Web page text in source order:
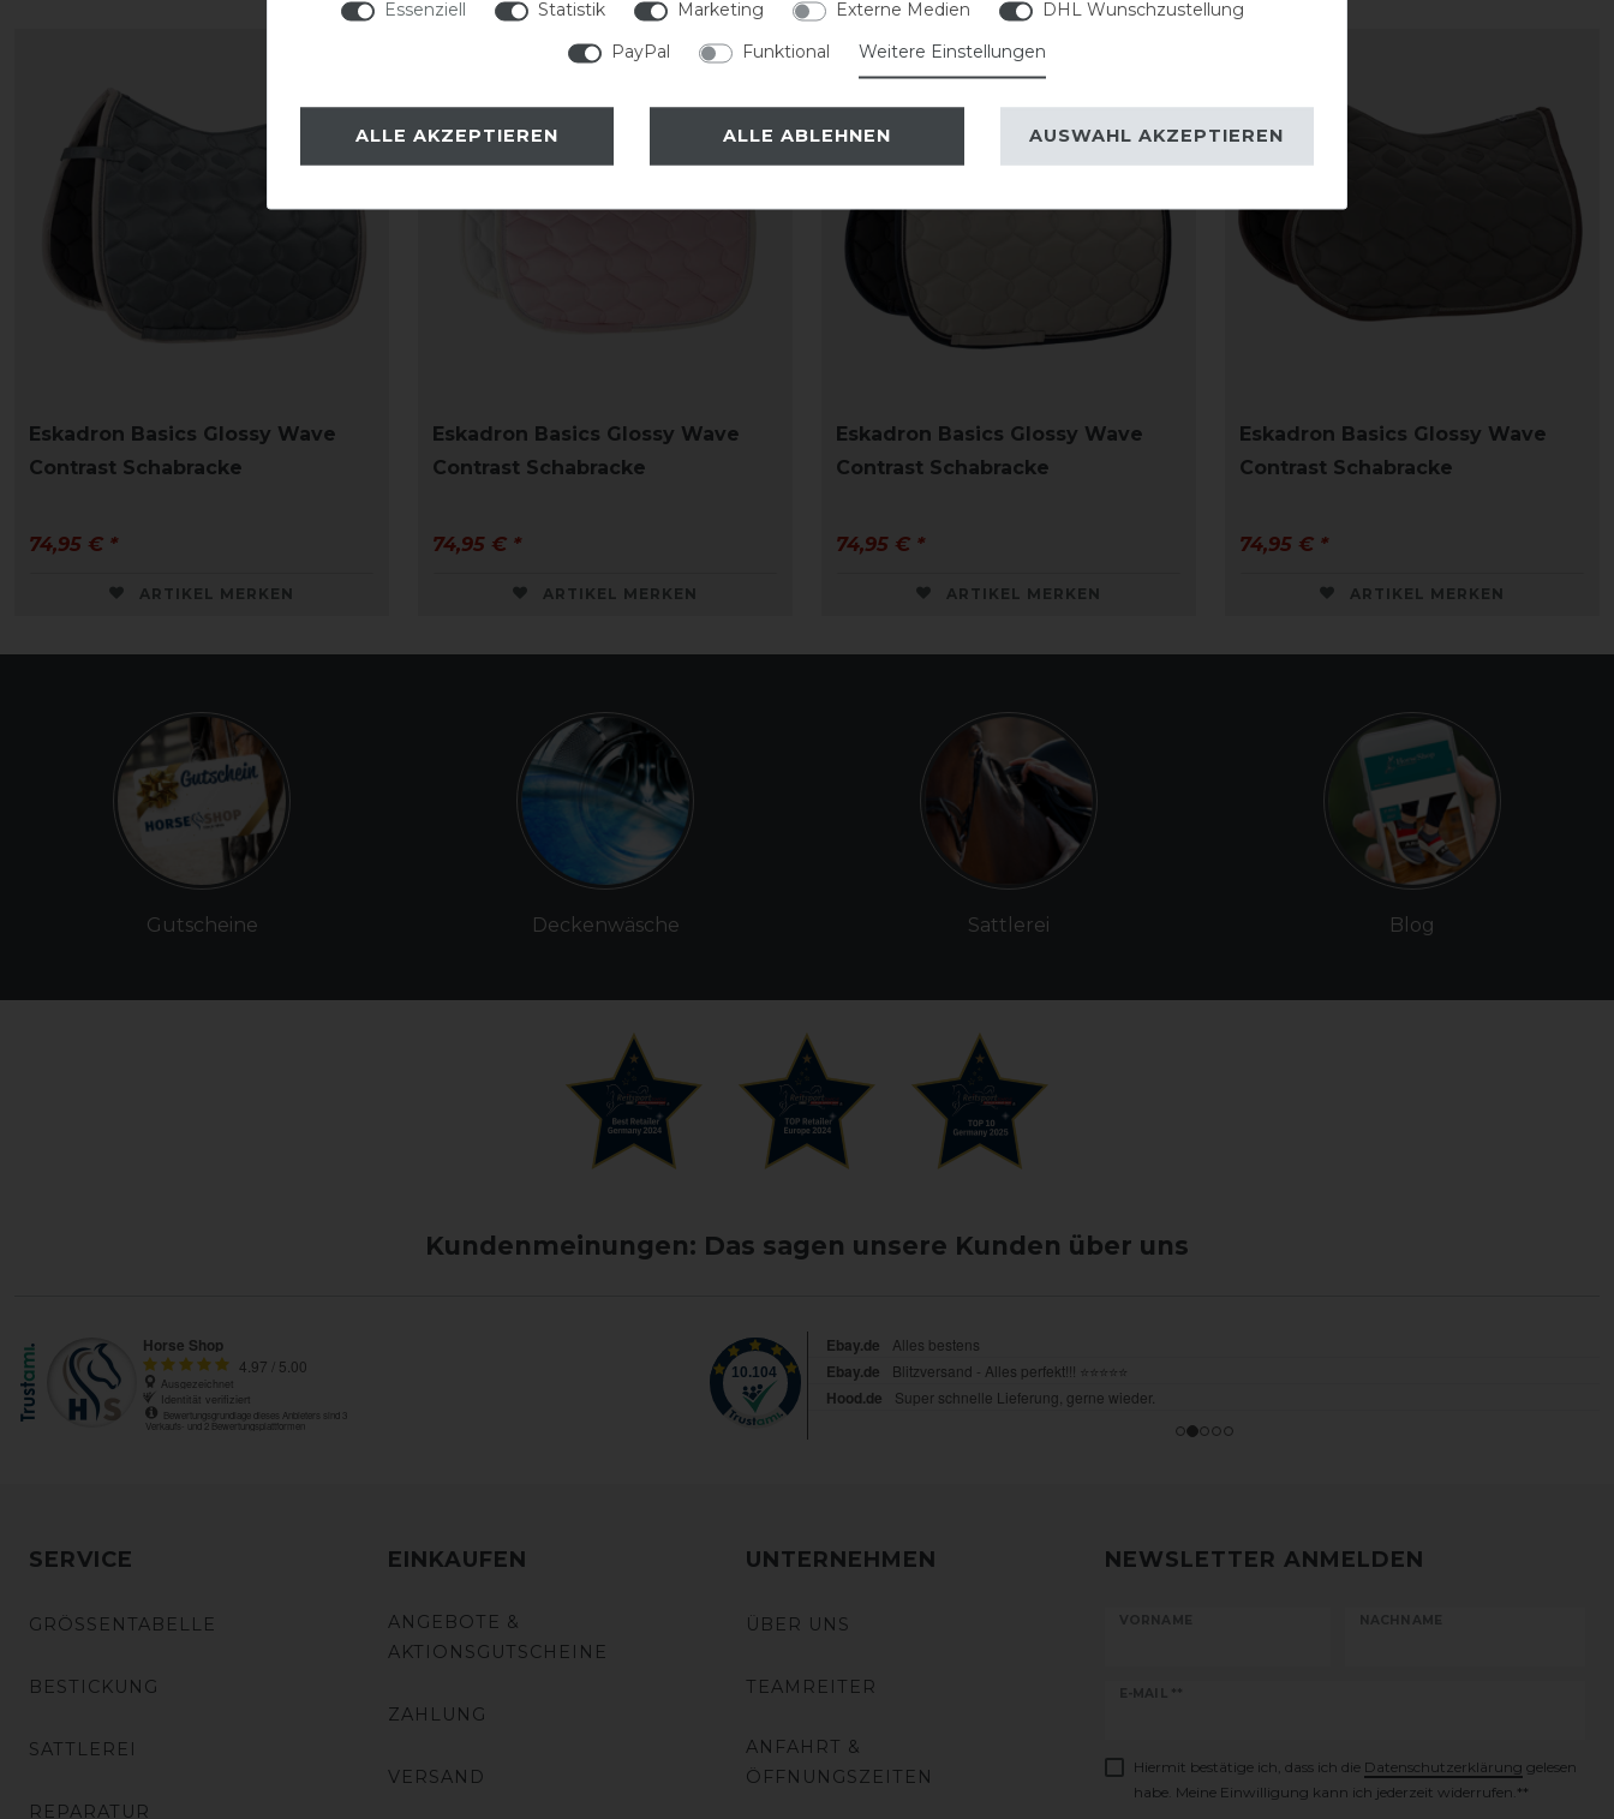
Eskadron Basics Glossy Wave
Contrast Schabracke
74,95 € *
ARTIKEL MERKEN
Eskadron Basics Glossy Wave
Contrast Schabracke
74,95 € *
ARTIKEL MERKEN
Eskadron Basics Glossy Wave
Contrast Schabracke
74,95 € *
ARTIKEL MERKEN
Eskadron Basics Glossy Wave
Contrast Schabracke
74,95 € *
ARTIKEL MERKEN
Gutscheine Deckenwäsche Sattlerei Blog
Kundenmeinungen: Das sagen unsere Kunden über uns
SERVICE
GRÖSSENTABELLE
BESTICKUNG
SATTLEREI
REPARATUR
EINKAUFEN
ANGEBOTE &
AKTIONSGUTSCHEINE
ZAHLUNG
VERSAND
UNTERNEHMEN
ÜBER UNS
TEAMREITER
ANFAHRT &
ÖFFNUNGSZEITEN
NEWSLETTER ANMELDEN
VORNAME NACHNAME
E-MAIL **
Newsletter
Hiermit bestätige ich, dass ich die Daten­schutz­erklärung gelesen
habe. Meine Einwilligung kann ich jederzeit widerrufen.**
Essenziell Statistik Marketing Externe Medien
DHL Wunschzustellung
PayPal
Funktional Weitere Einstellungen
ALLE AKZEPTIEREN ALLE ABLEHNEN AUSWAHL AKZEPTIEREN